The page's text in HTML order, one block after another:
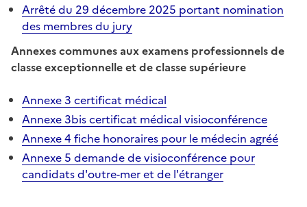
Arrêté du 29 décembre 2025 portant nomination
des membres du jury
Annexes communes aux examens professionnels de
classe exceptionnelle et de classe supérieure
Annexe 3 certificat médical
Annexe 3bis certificat médical visioconférence
Annexe 4 fiche honoraires pour le médecin agréé
Annexe 5 demande de visioconférence pour
candidats d'outre-mer et de l'étranger